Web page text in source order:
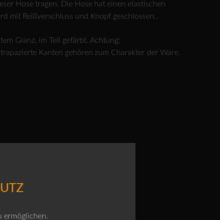
Hose tragen. Die Hose hat einen elastischen
mit Reißverschluss und Knopf geschlossen..
Glanz, im Teil gefärbt. Achtung:
Kanten gehören zum Charakter der Ware.
ermöglichen.